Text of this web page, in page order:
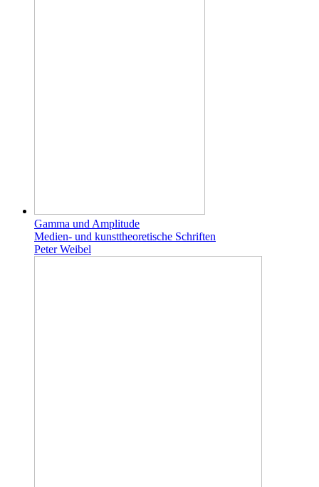
Gamma und Amplitude
Medien- und kunsttheoretische Schriften
Peter Weibel